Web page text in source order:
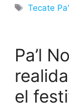
Etiquetas
Tecate
Pa’l
el